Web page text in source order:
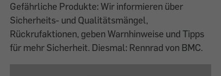
Gefährliche Produkte: Wir informieren über
Sicherheits- und Qualitätsmängel,
Rückrufaktionen, geben Warnhinweise und Tipps
für mehr Sicherheit. Diesmal: Rennrad von BMC.